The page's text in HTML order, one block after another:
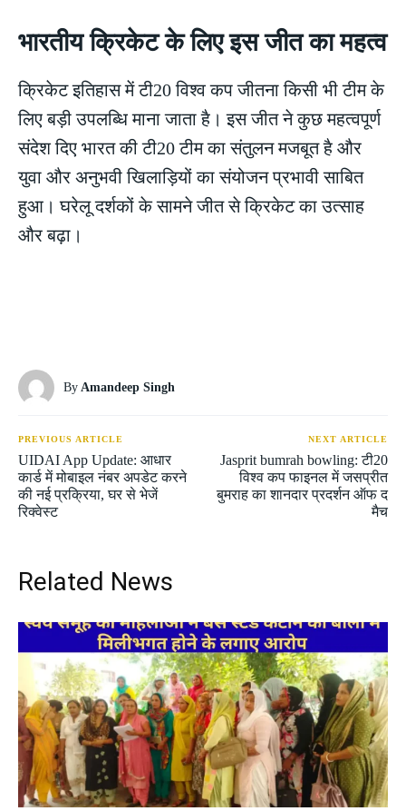
भारतीय क्रिकेट के लिए इस जीत का महत्व
क्रिकेट इतिहास में टी20 विश्व कप जीतना किसी भी टीम के
लिए बड़ी उपलब्धि माना जाता है। इस जीत ने कुछ महत्वपूर्ण
संदेश दिए भारत की टी20 टीम का संतुलन मजबूत है और
युवा और अनुभवी खिलाड़ियों का संयोजन प्रभावी साबित
हुआ। घरेलू दर्शकों के सामने जीत से क्रिकेट का उत्साह
और बढ़ा।
By Amandeep Singh
PREVIOUS ARTICLE
UIDAI App Update: आधार
कार्ड में मोबाइल नंबर अपडेट करने
की नई प्रक्रिया, घर से भेजें
रिक्वेस्ट
NEXT ARTICLE
Jasprit bumrah bowling: टी20
विश्व कप फाइनल में जसप्रीत
बुमराह का शानदार प्रदर्शन ऑफ द
मैच
Related News